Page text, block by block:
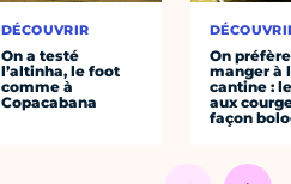
DÉCOUVRIR
On a testé
l’altinha, le foot
comme à
Copacabana
On préfère
manger à
cantine :
aux
façon